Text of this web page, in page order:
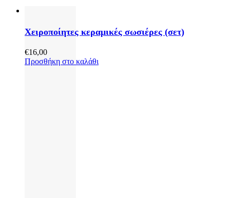
Χειροποίητες κεραμικές σωσιέρες (σετ)
€16,00
Προσθήκη στο καλάθι